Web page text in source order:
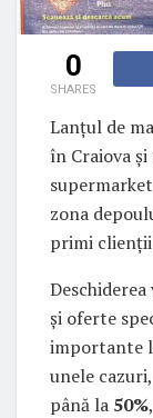
0
SHARES
Lanțul de
în Craiova
zona
primi
și oferte
importante
unele
până la 50%